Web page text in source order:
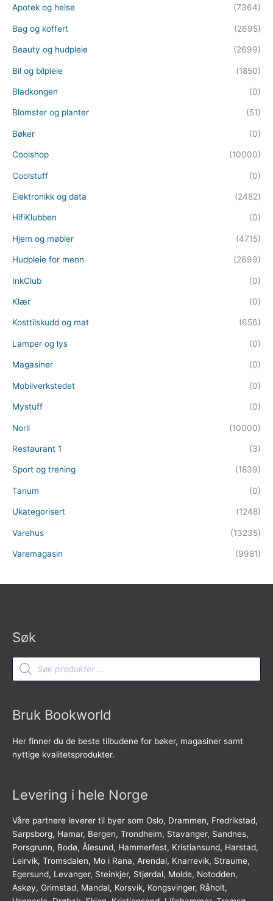
Apotek og helse (7364)
Bag og koffert (2695)
Beauty og hudpleie (2699)
Bil og bilpleie (1850)
Bladkongen (0)
Blomster og planter (51)
Bøker (0)
Coolshop (10000)
Coolstuff (0)
Elektronikk og data (2482)
HifiKlubben (0)
Hjem og møbler (4715)
Hudpleie for menn (2699)
InkClub (0)
Klær (0)
Kosttilskudd og mat (656)
Lamper og lys (0)
Magasiner (0)
Mobilverkstedet (0)
Mystuff (0)
Norli (10000)
Restaurant 1 (3)
Sport og trening (1839)
Tanum (0)
Ukategorisert (1248)
Varehus (13235)
Varemagasin (9981)
Søk
Products
search
Bruk Bookworld
Her finner du de beste tilbudene for bøker, magasiner samt
nyttige kvalitetsprodukter.
Levering i hele Norge
Våre partnere leverer til byer som Oslo, Drammen, Fredrikstad,
Sarpsborg, Hamar, Bergen, Trondheim, Stavanger, Sandnes,
Porsgrunn, Bodø, Ålesund, Hammerfest, Kristiansund, Harstad,
Leirvik, Tromsdalen, Mo i Rana, Arendal, Knarrevik, Straume,
Egersund, Levanger, Steinkjer, Stjørdal, Molde, Notodden,
Askøy, Grimstad, Mandal, Korsvik, Kongsvinger, Råholt,